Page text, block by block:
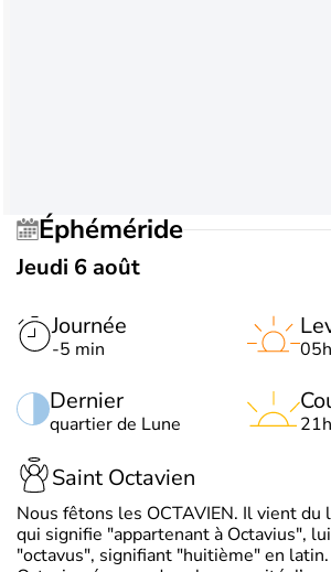
Éphéméride
Jeudi 6 août
Journée
-5 min
Dernier
quartier de Lune
Saint Octavien
Nous fêtons les OCTAVIEN. Il vient du
qui signifie "appartenant à Octavius",
"octavus", signifiant "huitième" en